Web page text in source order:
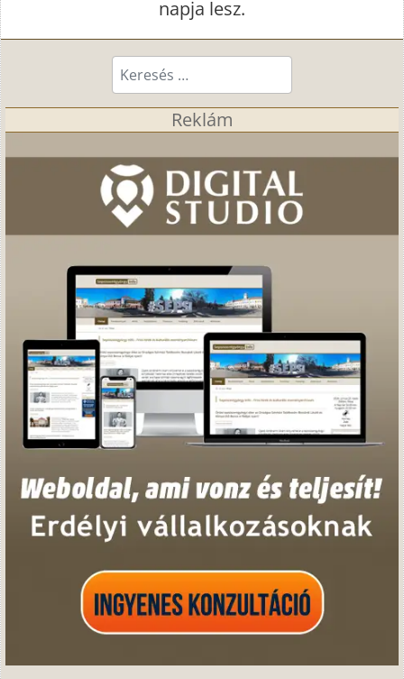
napja lesz.
Keresés...
Reklám